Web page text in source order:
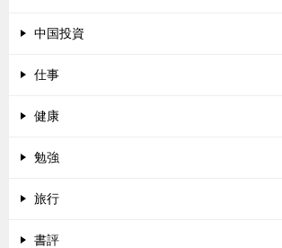
中国投資
仕事
健康
勉強
旅行
書評